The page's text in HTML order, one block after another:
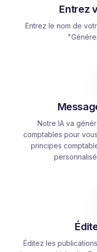
Entrez
Entrez le nom de
Notre IA va
comptables pour
principes
Éditez les